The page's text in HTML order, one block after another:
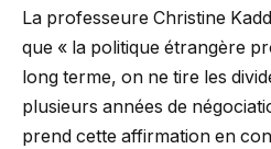
La professeure Christine
que « la politique étrangère
long terme, on ne tire les
plusieurs années de
prend cette affirmation en